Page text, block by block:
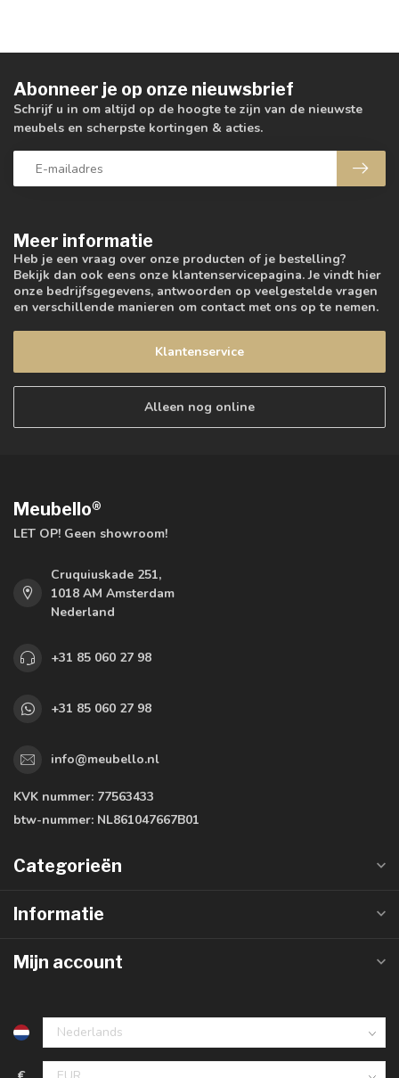
Meer informatie
Heb je een vraag over onze producten of je bestelling?
Bekijk dan ook eens onze klantenservicepagina. Je vindt hier
onze bedrijfsgegevens, antwoorden op veelgestelde vragen
en verschillende manieren om contact met ons op te nemen.
Klantenservice
Alleen nog online
Abonneer je op onze nieuwsbrief
Schrijf u in om altijd op de hoogte te zijn van de nieuwste
meubels en scherpste kortingen & acties.
Meubello®
LET OP! Geen showroom!
Cruquiuskade 251,
1018 AM Amsterdam
Nederland
+31 85 060 27 98
+31 85 060 27 98
info@meubello.nl
KVK nummer: 77563433
btw-nummer: NL861047667B01
Categorieën
Informatie
Mijn account